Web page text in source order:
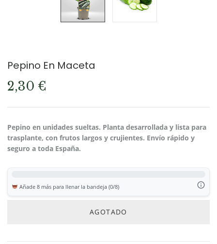
Pepino En Maceta
2,30 €
Pepino en unidades sueltas. Planta desarrollada y lista para
trasplante, con frutos largos y crujientes. Envío rápido y
seguro a toda España.
Añade 8 más para llenar la bandeja (0/8)
AGOTADO